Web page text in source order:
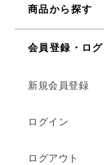
商品から探す
会員登録・ロ
新規会員登録
ログイン
ログアウト